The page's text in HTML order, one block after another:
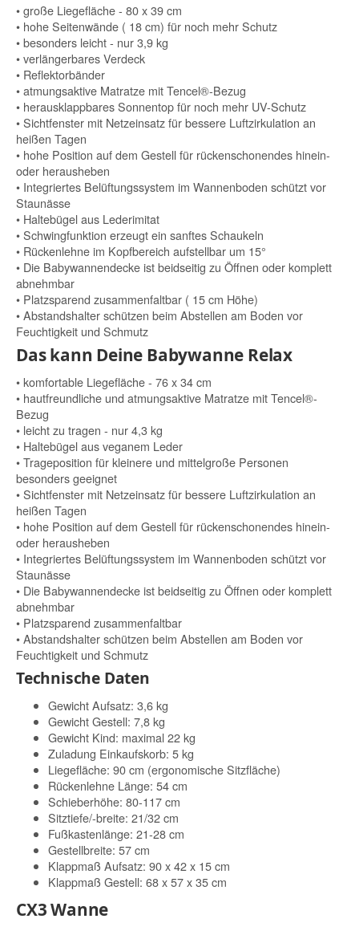
• große Liegefläche - 80 x 39 cm
• hohe Seitenwände ( 18 cm) für noch mehr Schutz
• besonders leicht - nur 3,9 kg
• verlängerbares Verdeck
• Reflektorbänder
• atmungsaktive Matratze mit Tencel®-Bezug
• herausklappbares Sonnentop für noch mehr UV-Schutz
• Sichtfenster mit Netzeinsatz für bessere Luftzirkulation an
heißen Tagen
• hohe Position auf dem Gestell für rückenschonendes hinein-
oder herausheben
• Integriertes Belüftungssystem im Wannenboden schützt vor
Staunässe
• Haltebügel aus Lederimitat
• Schwingfunktion erzeugt ein sanftes Schaukeln
• Rückenlehne im Kopfbereich aufstellbar um 15°
• Die Babywannendecke ist beidseitig zu Öffnen oder komplett
abnehmbar
• Platzsparend zusammenfaltbar ( 15 cm Höhe)
• Abstandshalter schützen beim Abstellen am Boden vor
Feuchtigkeit und Schmutz
Das kann Deine Babywanne Relax
• komfortable Liegefläche - 76 x 34 cm
• hautfreundliche und atmungsaktive Matratze mit Tencel®-
Bezug
• leicht zu tragen - nur 4,3 kg
• Haltebügel aus veganem Leder
• Trageposition für kleinere und mittelgroße Personen
besonders geeignet
• Sichtfenster mit Netzeinsatz für bessere Luftzirkulation an
heißen Tagen
• hohe Position auf dem Gestell für rückenschonendes hinein-
oder herausheben
• Integriertes Belüftungssystem im Wannenboden schützt vor
Staunässe
• Die Babywannendecke ist beidseitig zu Öffnen oder komplett
abnehmbar
• Platzsparend zusammenfaltbar
• Abstandshalter schützen beim Abstellen am Boden vor
Feuchtigkeit und Schmutz
Technische Daten
Gewicht Aufsatz: 3,6 kg
Gewicht Gestell: 7,8 kg
Gewicht Kind: maximal 22 kg
Zuladung Einkaufskorb: 5 kg
Liegefläche: 90 cm (ergonomische Sitzfläche)
Rückenlehne Länge: 54 cm
Schieberhöhe: 80-117 cm
Sitztiefe/-breite: 21/32 cm
Fußkastenlänge: 21-28 cm
Gestellbreite: 57 cm
Klappmaß Aufsatz: 90 x 42 x 15 cm
Klappmaß Gestell: 68 x 57 x 35 cm
CX3 Wanne